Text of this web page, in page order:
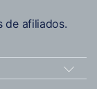
de afiliados.